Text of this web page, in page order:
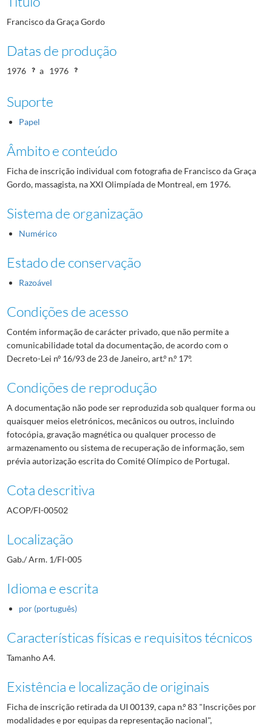
Francisco da Graça Gordo
Datas de produção
1976 a 1976
Suporte
Papel
Âmbito e conteúdo
Ficha de inscrição individual com fotografia de Francisco da Graça
Gordo, massagista, na XXI Olimpíada de Montreal, em 1976.
Sistema de organização
Numérico
Estado de conservação
Razoável
Condições de acesso
Contém informação de carácter privado, que não permite a
comunicabilidade total da documentação, de acordo com o
Decreto-Lei nº 16/93 de 23 de Janeiro, art.º n.º 17º.
Condições de reprodução
A documentação não pode ser reproduzida sob qualquer forma ou
quaisquer meios eletrónicos, mecânicos ou outros, incluindo
fotocópia, gravação magnética ou qualquer processo de
armazenamento ou sistema de recuperação de informação, sem
prévia autorização escrita do Comité Olímpico de Portugal.
Cota descritiva
ACOP/FI-00502
Localização
Gab./ Arm. 1/FI-005
Idioma e escrita
por (português)
Características físicas e requisitos técnicos
Tamanho A4.
Existência e localização de originais
Ficha de inscrição retirada da UI 00139, capa n.º 83 "Inscrições por
modalidades e por equipas da representação nacional",